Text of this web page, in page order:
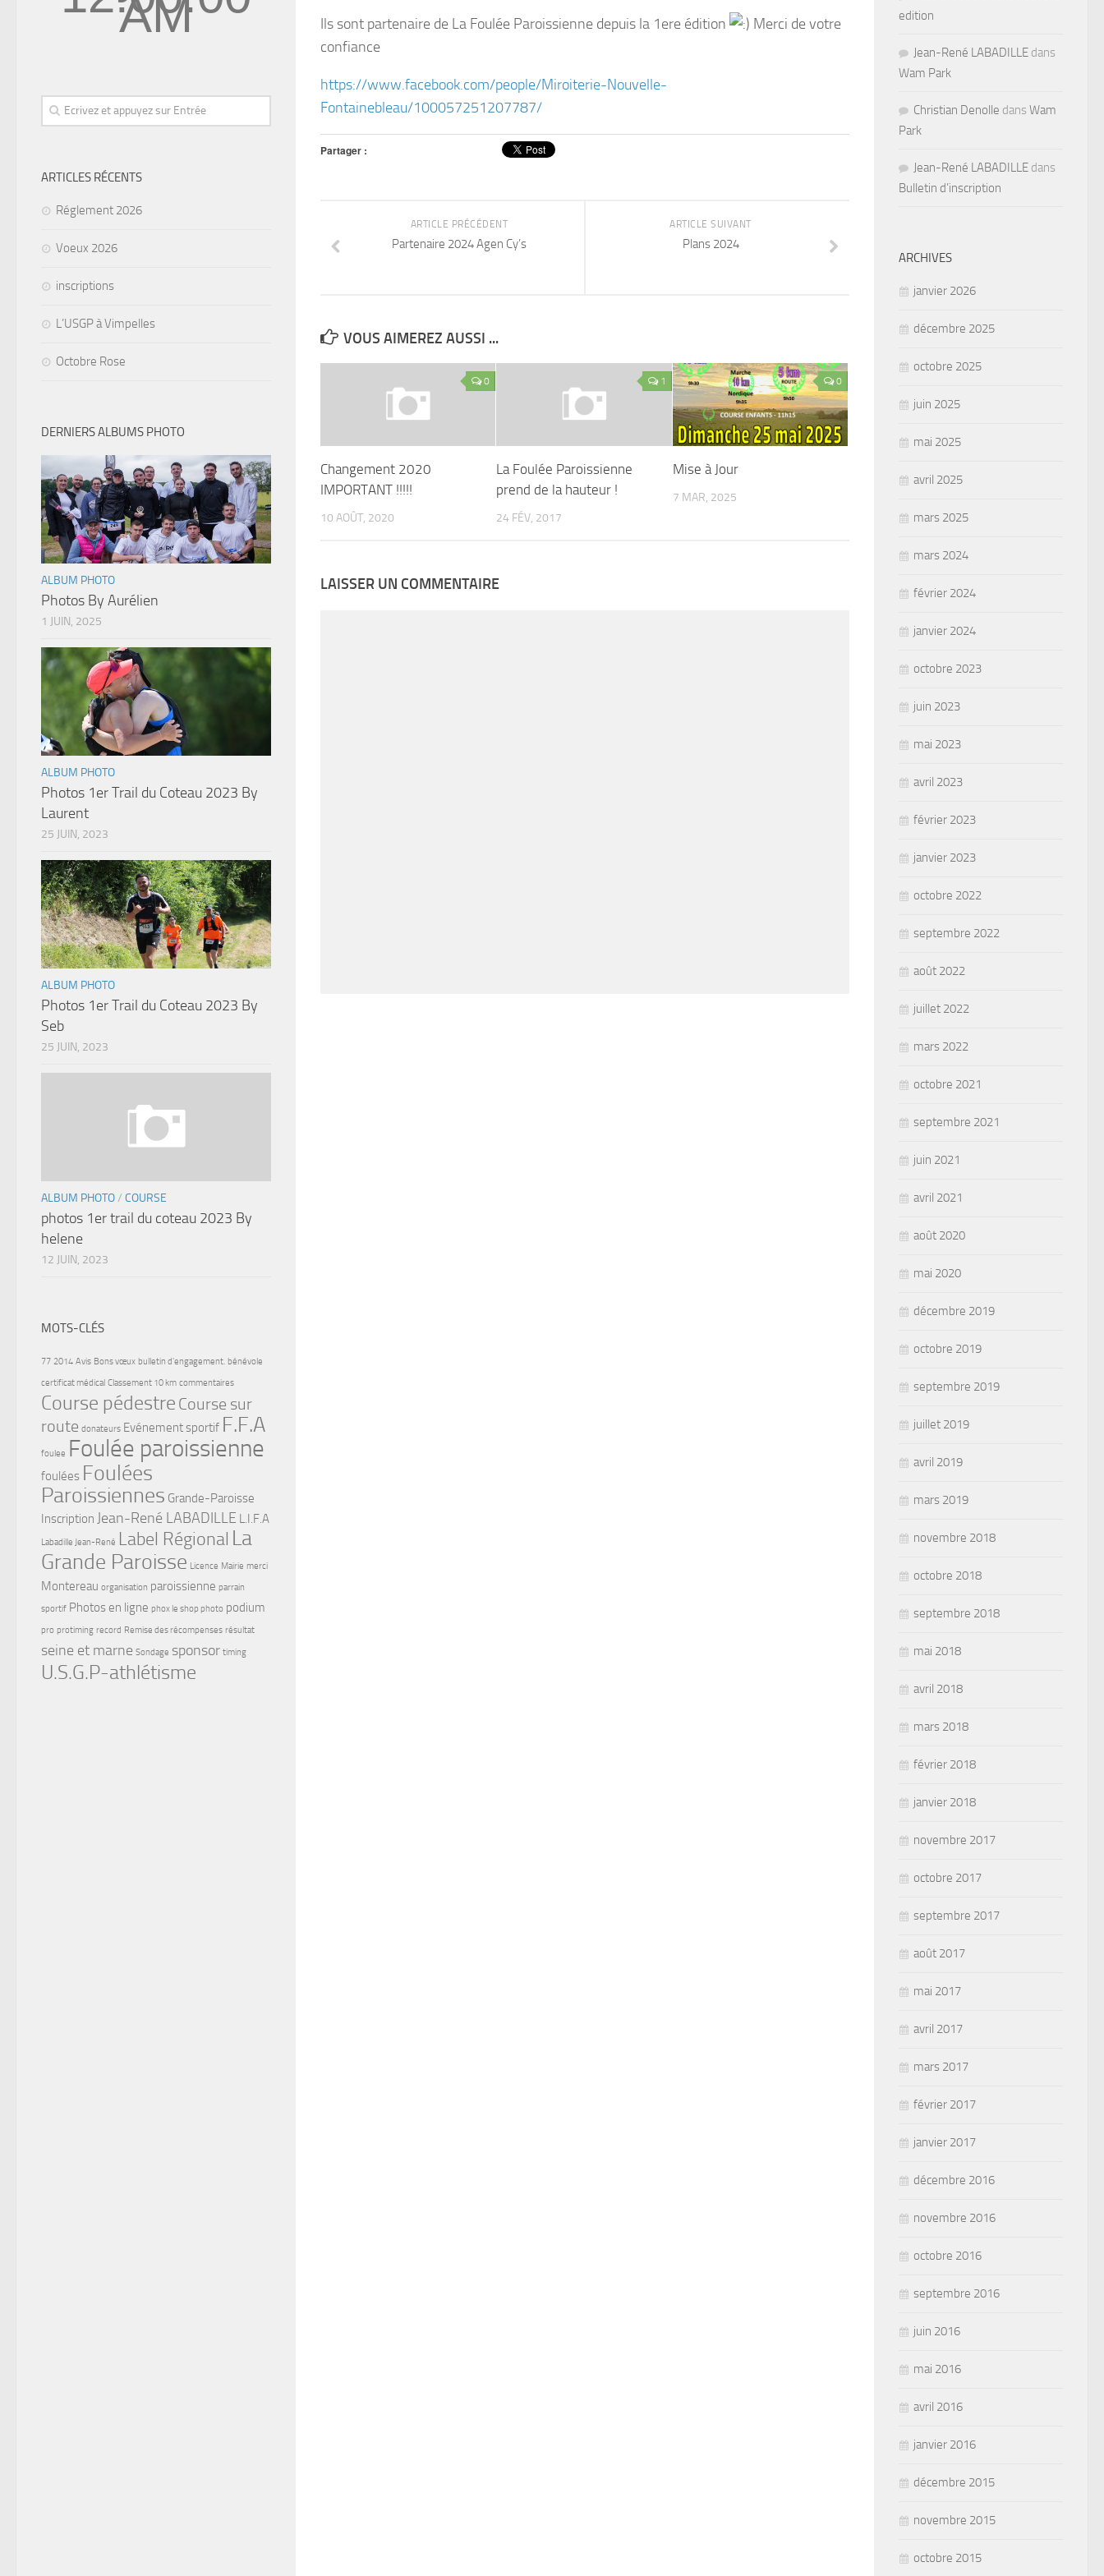
Ils sont partenaire de La Foulée Paroissienne depuis la 1ere édition
Merci de votre
confiance
https://www.facebook.com/people/Miroiterie-Nouvelle-
Fontainebleau/100057251207787/
Partager :
ARTICLE SUIVANT
Plans 2024
ARTICLE PRÉCÉDENT
Partenaire 2024 Agen Cy’s
VOUS AIMEREZ AUSSI ...
0
Changement 2020
IMPORTANT !!!!!
10 AOÛT, 2020
1
La Foulée Paroissienne
prend de la hauteur !
24 FÉV, 2017
0
Mise à Jour
7 MAR, 2025
LAISSER UN COMMENTAIRE
AM
ARTICLES RÉCENTS
Réglement 2026
Voeux 2026
inscriptions
L’USGP à Vimpelles
Octobre Rose
DERNIERS ALBUMS PHOTO
ALBUM PHOTO
Photos By Aurélien
1 JUIN, 2025
ALBUM PHOTO
Photos 1er Trail du Coteau 2023 By
Laurent
25 JUIN, 2023
ALBUM PHOTO
Photos 1er Trail du Coteau 2023 By
Seb
25 JUIN, 2023
ALBUM PHOTO/ COURSE
photos 1er trail du coteau 2023 By
helene
12 JUIN, 2023
MOTS-CLÉS
77 2014 Avis Bons vœux bulletin d'engagement. bénévole
certificat médical Classement 10 km commentaires
Course pédestre Course sur
route donateurs Evénement sportif F.F.A
foulee Foulée paroissienne
foulées Foulées
Paroissiennes Grande-Paroisse
Inscription Jean-René LABADILLE L.I.F.A
Labadille Jean-René Label Régional La
Grande Paroisse Licence Mairie merci
Montereau organisation paroissienne parrain
sportif Photos en ligne phox le shop photo podium
pro protiming record Remise des récompenses résultat
seine et marne Sondage sponsor timing
U.S.G.P-athlétisme
edition
Jean-René LABADILLE dans
Wam Park
Christian Denolle dans Wam
Park
Jean-René LABADILLE dans
Bulletin d’inscription
ARCHIVES
janvier 2026
décembre 2025
octobre 2025
juin 2025
mai 2025
avril 2025
mars 2025
mars 2024
février 2024
janvier 2024
octobre 2023
juin 2023
mai 2023
avril 2023
février 2023
janvier 2023
octobre 2022
septembre 2022
août 2022
juillet 2022
mars 2022
octobre 2021
septembre 2021
juin 2021
avril 2021
août 2020
mai 2020
décembre 2019
octobre 2019
septembre 2019
juillet 2019
avril 2019
mars 2019
novembre 2018
octobre 2018
septembre 2018
mai 2018
avril 2018
mars 2018
février 2018
janvier 2018
novembre 2017
octobre 2017
septembre 2017
août 2017
mai 2017
avril 2017
mars 2017
février 2017
janvier 2017
décembre 2016
novembre 2016
octobre 2016
septembre 2016
juin 2016
mai 2016
avril 2016
janvier 2016
décembre 2015
novembre 2015
octobre 2015